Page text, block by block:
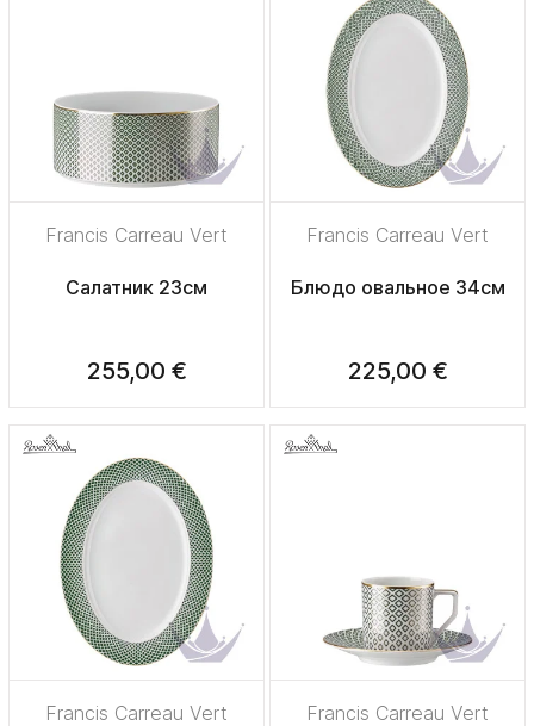
Francis Carreau Vert
Салатник 23см
255,00 €
Francis Carreau Vert
Блюдо овальное 34см
225,00 €
Francis Carreau Vert Francis Carreau Vert